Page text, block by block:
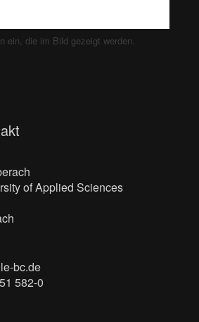
ein, die im Bild gezeigt werden.
of Applied Sciences
bc.de
582-0